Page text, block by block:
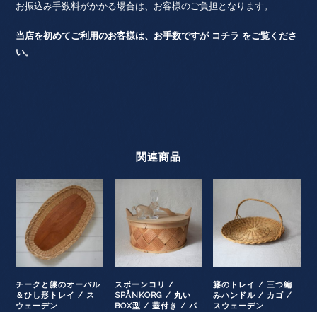
お振込み手数料がかかる場合は、お客様のご負担となります。
当店を初めてご利用のお客様は、お手数ですが コチラ をご覧くださ
い。
関連商品
チークと籐のオーバル
＆ひし形トレイ / ス
ウェーデン
スポーンコリ /
SPÅNKORG / 丸い
BOX型 / 蓋付き / パ
籐のトレイ / 三つ編
みハンドル / カゴ /
スウェーデン